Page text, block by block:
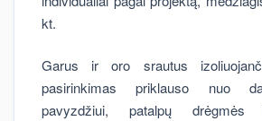
kt.
Garus ir oro srautus
pasirinkimas priklauso nuo
pavyzdžiui, patalpų drėgmės